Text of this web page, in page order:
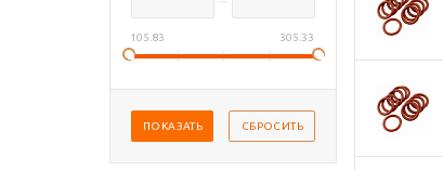
105.83 305.33